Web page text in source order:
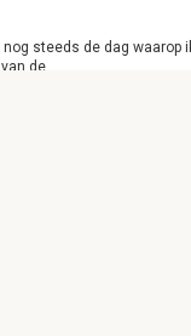
nog steeds de dag waarop
de